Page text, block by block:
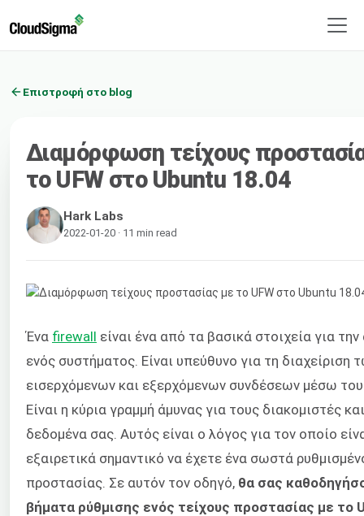
Επιστροφή στο blog
Διαμόρφωση τείχους
το UFW στο Ubuntu 18.04
Hark Labs
2022-01-20 · 11 min read
Ένα firewall είναι ένα από τα βασικά στοιχεία για
ενός συστήματος. Είναι υπεύθυνο για τη διαχείριση
εισερχόμενων και εξερχόμενων συνδέσεων μέσω
Είναι η κύρια γραμμή άμυνας για τους διακομιστές
δεδομένα σας. Αυτός είναι ο λόγος για τον οποίο
εξαιρετικά σημαντικό να έχετε ένα σωστά
προστασίας. Σε αυτόν τον οδηγό, θα σας
βήματα ρύθμισης ενός τείχους προστασίας με το